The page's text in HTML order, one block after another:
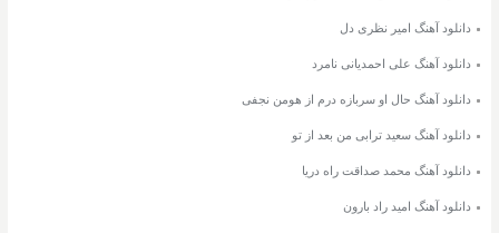
دانلود آهنگ امیر نظری دل
دانلود آهنگ علی احمدیانی نامرد
دانلود آهنگ حال او سربازه درم از هومن نجفی
دانلود آهنگ سعید ترابی من بعد از تو
دانلود آهنگ محمد صداقت راه دریا
دانلود آهنگ امید راد بارون